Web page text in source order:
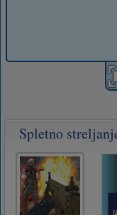
Spletno